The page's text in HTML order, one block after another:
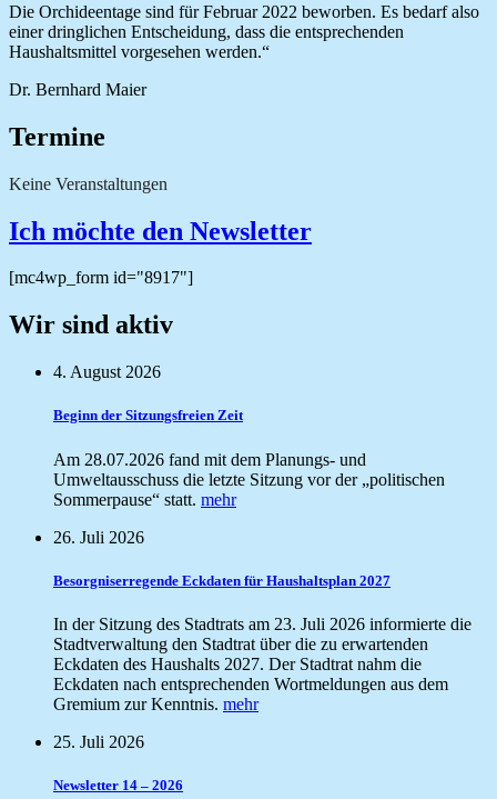
Die Orchideentage sind für Februar 2022 beworben. Es bedarf also
einer dringlichen Entscheidung, dass die entsprechenden
Haushaltsmittel vorgesehen werden.“
Dr. Bernhard Maier
Termine
Keine Veranstaltungen
Ich möchte den Newsletter
[mc4wp_form id="8917"]
Wir sind aktiv
4. August 2026
Beginn der Sitzungsfreien Zeit
Am 28.07.2026 fand mit dem Planungs- und
Umweltausschuss die letzte Sitzung vor der „politischen
Sommerpause“ statt. mehr
26. Juli 2026
Besorgniserregende Eckdaten für Haushaltsplan 2027
In der Sitzung des Stadtrats am 23. Juli 2026 informierte die
Stadtverwaltung den Stadtrat über die zu erwartenden
Eckdaten des Haushalts 2027. Der Stadtrat nahm die
Eckdaten nach entsprechenden Wortmeldungen aus dem
Gremium zur Kenntnis. mehr
25. Juli 2026
Newsletter 14 – 2026